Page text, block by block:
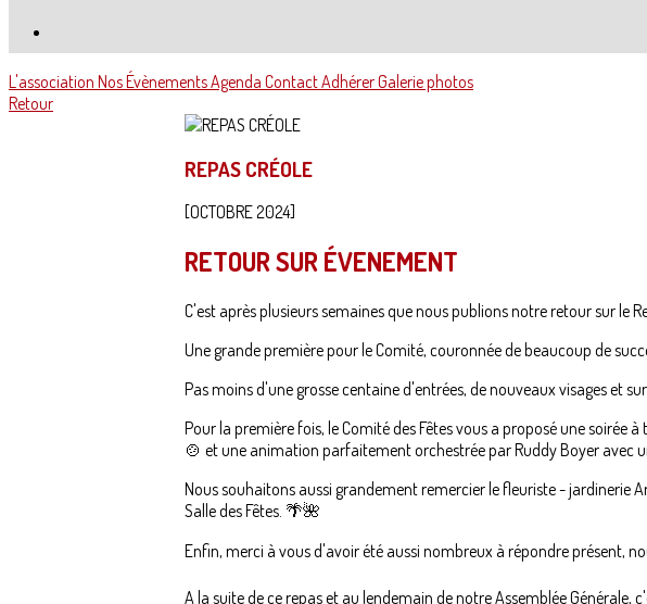
L'association Nos ÉvènementsAgenda ContactAdhérerGalerie photos
Retour
REPAS CRÉOLE
[OCTOBRE 2024]
RETOUR SUR ÉVENEMENT
C'est après plusieurs semaines que nous publions notre retour sur le
Une grande première pour le Comité, couronnée de beaucoup de
Pas moins d'une grosse centaine d'entrées, de nouveaux visages et
Pour la première fois, le Comité des Fêtes vous a proposé une soirée
🍲 et une animation parfaitement orchestrée par Ruddy Boyer avec
Nous souhaitons aussi grandement remercier le fleuriste -
Salle des Fêtes. 🌴🌺
Enfin, merci à vous d'avoir été aussi nombreux à répondre présent,
A la suite de ce repas et au lendemain de notre Assemblée